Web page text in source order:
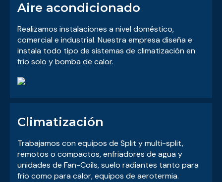
Aire acondicionado
Realizamos instalaciones a nivel doméstico,
comercial e industrial. Nuestra empresa diseña e
instala todo tipo de sistemas de climatización en
frío solo y bomba de calor.
Climatización
Trabajamos con equipos de Split y multi-split,
remotos o compactos, enfriadores de agua y
unidades de Fan-Coils, suelo radiantes tanto para
frío como para calor, equipos de aerotermia.